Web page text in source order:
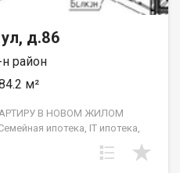
д.86
район
м²
В НОВОМ ЖИЛОМ
ипотека, IT ипотека,
квартиры с
работ: проводится